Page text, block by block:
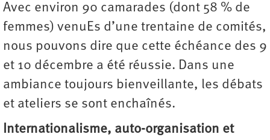
Avec environ 90 camarades (dont 58 % de
femmes) venuEs d’une trentaine de comités,
nous pouvons dire que cette échéance des 9
et 10 décembre a été réussie. Dans une
ambiance toujours bienveillante, les débats
et ateliers se sont enchaînés.
Internationalisme, auto-organisation et